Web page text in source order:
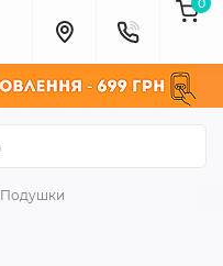
Подушки